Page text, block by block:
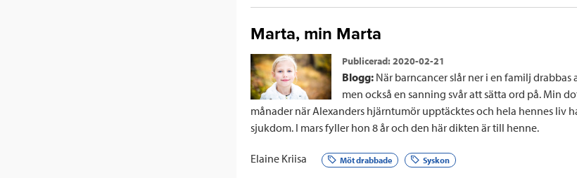
Marta, min Marta
Publicerad:2020-02-21
Blogg: När barncancer slår ner i en familj drabbas
men också en sanning svår att sätta ord på. Min
månader när Alexanders hjärntumör upptäcktes och hela hennes liv
sjukdom. I mars fyller hon 8 år och den här dikten är till henne.
Elaine Kriisa Möt drabbade Syskon